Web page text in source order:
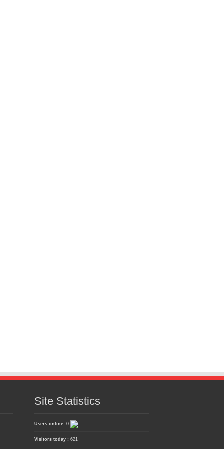
Site Statistics
Users online: 0
Visitors today : 621